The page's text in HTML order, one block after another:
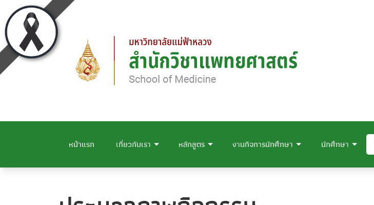
หน้าแรก เกี่ยวกับเรา หลักสูตร งานกิจการนักศึกษา นักศึกษา